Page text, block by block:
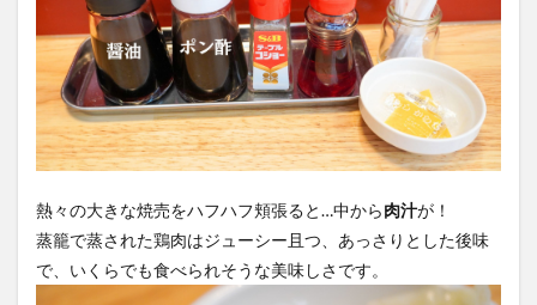
熱々の大きな焼売をハフハフ頬張ると…中から肉汁が！
蒸籠で蒸された鶏肉はジューシー且つ、あっさりとした後味
で、いくらでも食べられそうな美味しさです。